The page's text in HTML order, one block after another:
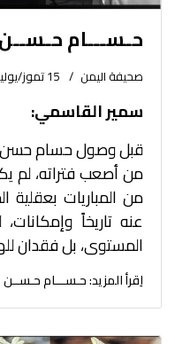
حـســـام حـســن
صحيفة اليمن 15 تموز/يوليو 2026
سمير القاسمي:
قبل وصول حسام
من أصعب فتراته، لم
من المباريات
عنه تاريخاً
المستوى، بل فقدان
اِقرأ المزيد: حـســـام حـســن